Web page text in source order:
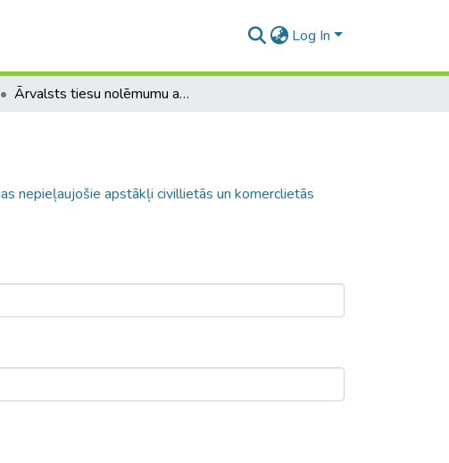
Log In
Ārvalsts tiesu nolēmumu atzīšanas nepieļaujošie apstākļi civillietās un komerclietās
nepieļaujošie apstākļi civillietās un komerclietās